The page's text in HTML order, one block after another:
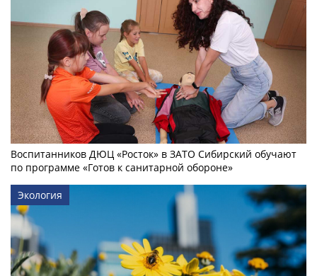
Воспитанников ДЮЦ «Росток» в ЗАТО Сибирский обучают
по программе «Готов к санитарной обороне»
Экология